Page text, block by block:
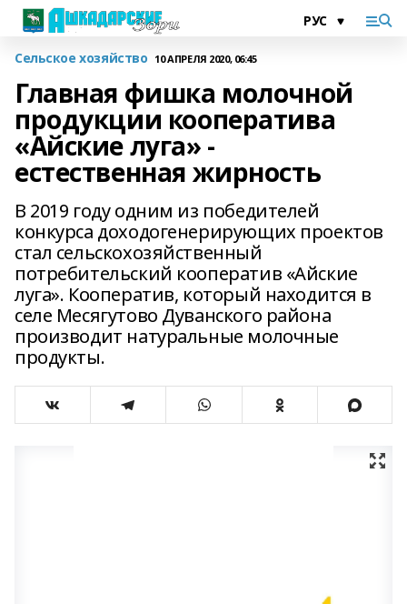
Сельское хозяйство 10 АПРЕЛЯ 2020, 06:45
Главная фишка молочной
продукции кооператива
«Айские луга» -
естественная жирность
В 2019 году одним из победителей
конкурса доходогенерирующих проектов
стал сельскохозяйственный
потребительский кооператив «Айские
луга». Кооператив, который находится в
селе Месягутово Дуванского района
производит натуральные молочные
продукты.